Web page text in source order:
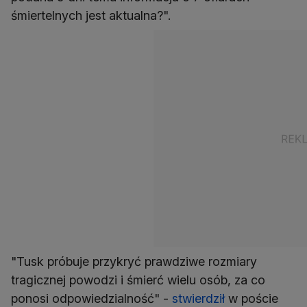
śmiertelnych jest aktualna?".
"Tusk próbuje przykryć prawdziwe rozmiary
tragicznej powodzi i śmierć wielu osób, za co
ponosi odpowiedzialność" - stwierdziłw poście